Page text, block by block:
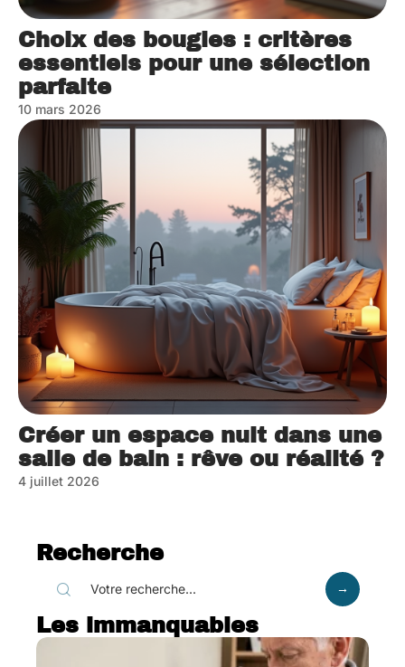
Choix des bougies : critères
essentiels pour une sélection
parfaite
10 mars 2026
Créer un espace nuit dans une
salle de bain : rêve ou réalité ?
4 juillet 2026
Recherche
Les immanquables